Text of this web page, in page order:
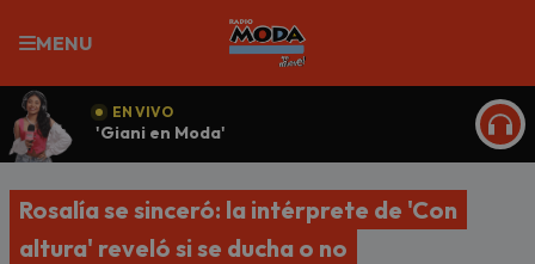
MENU
EN VIVO
'Giani en Moda'
Rosalía se sinceró: la intérprete de 'Con
altura' reveló si se ducha o no